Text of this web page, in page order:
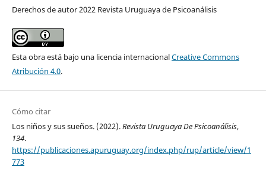
Derechos de autor 2022 Revista Uruguaya de Psicoanálisis
Esta obra está bajo una licencia internacionalCreative Commons
Atribución 4.0.
Cómo citar
Los niños y sus sueños. (2022).Revista Uruguaya De Psicoanálisis,
134.
https://publicaciones.apuruguay.org/index.php/rup/article/view/1
773